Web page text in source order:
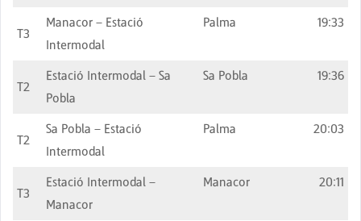
T3
Manacor – Estació
Intermodal
Palma 19:33
T2
Estació Intermodal – Sa
Pobla
Sa Pobla 19:36
T2
Sa Pobla – Estació
Intermodal
Palma 20:03
T3
Estació Intermodal –
Manacor
Manacor 20:11